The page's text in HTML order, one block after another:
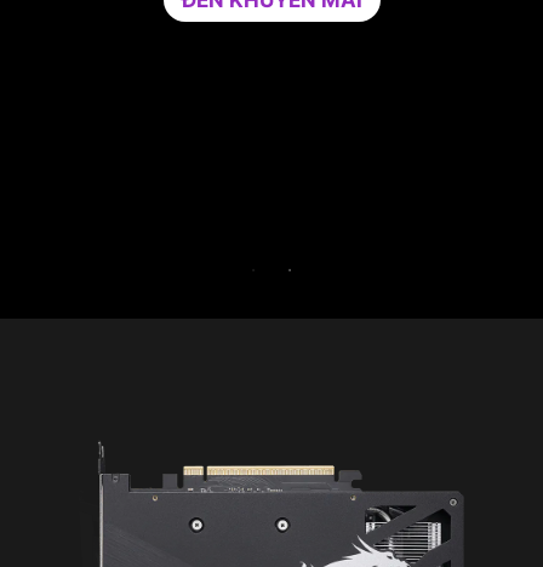
bằng cách cô lập các ứng dụng không cần